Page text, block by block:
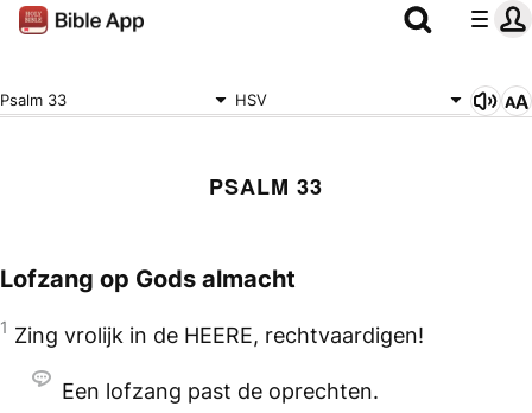
Psalm 33 HSV
PSALM 33
Lofzang op Gods almacht
1 Zing vrolijk in de HEERE, rechtvaardigen!
Een lofzang past de oprechten.